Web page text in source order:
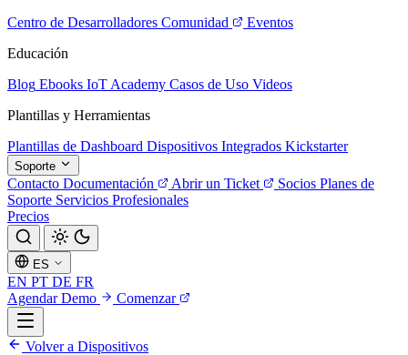
Centro de Desarrolladores Comunidad
Eventos
Educación
Blog Ebooks IoT Academy Casos de Uso Videos
Plantillas y Herramientas
Plantillas de Dashboard Dispositivos Integrados Kickstarter
Soporte
Contacto Documentación Abrir un Ticket Socios Planes de
Soporte Servicios Profesionales
Precios
ES
EN PT DE FR
Agendar Demo
Comenzar
Volver a Dispositivos